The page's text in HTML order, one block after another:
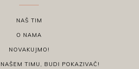
NAŠ TIM
O NAMA
NOVAKUJMO!
TIMU, BUDI POKAZIVAČ!